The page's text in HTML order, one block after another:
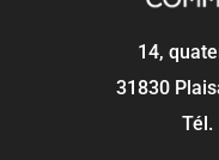
14,
31830
Tél.